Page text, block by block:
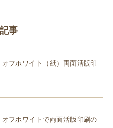
事
フホワイト（紙）両面活版印
フホワイトで両面活版印刷の